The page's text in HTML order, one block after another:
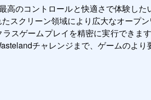
高のコントロールと快適さで体験し
スクリーン領域により広大なオープ
スゲームプレイを精密に実行できま
チャレンジまで、ゲームのよ